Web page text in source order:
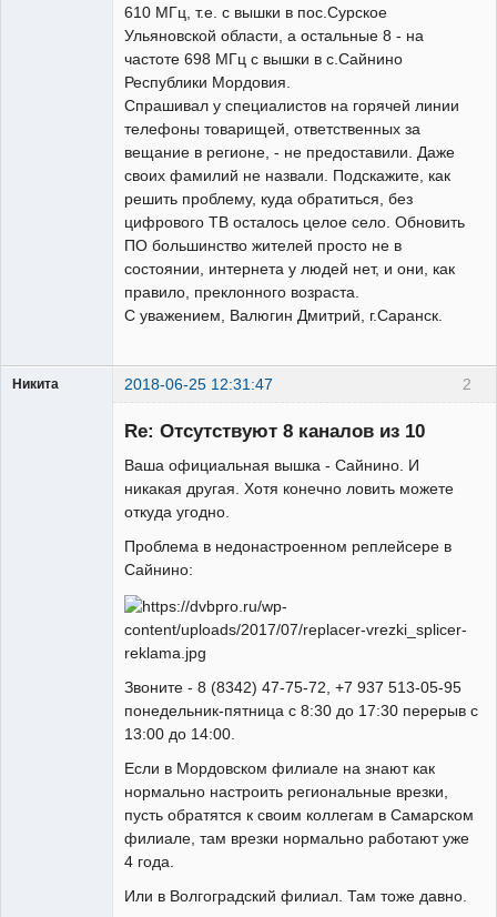
610 МГц, т.е. с вышки в пос.Сурское
Ульяновской области, а остальные 8 - на
частоте 698 МГц с вышки в с.Сайнино
Республики Мордовия.
Спрашивал у специалистов на горячей линии
телефоны товарищей, ответственных за
вещание в регионе, - не предоставили. Даже
своих фамилий не назвали. Подскажите, как
решить проблему, куда обратиться, без
цифрового ТВ осталось целое село. Обновить
ПО большинство жителей просто не в
состоянии, интернета у людей нет, и они, как
правило, преклонного возраста.
С уважением, Валюгин Дмитрий, г.Саранск.
2
Никита 2018-06-25 12:31:47
Re: Отсутствуют 8 каналов из 10
Ваша официальная вышка - Сайнино. И
никакая другая. Хотя конечно ловить можете
откуда угодно.
Проблема в недонастроенном реплейсере в
Сайнино:
Звоните - 8 (8342) 47-75-72, +7 937 513-05-95
понедельник-пятница с 8:30 до 17:30 перерыв с
13:00 до 14:00.
Если в Мордовском филиале на знают как
нормально настроить региональные врезки,
пусть обратятся к своим коллегам в Самарском
филиале, там врезки нормально работают уже
4 года.
Или в Волгоградский филиал. Там тоже давно.